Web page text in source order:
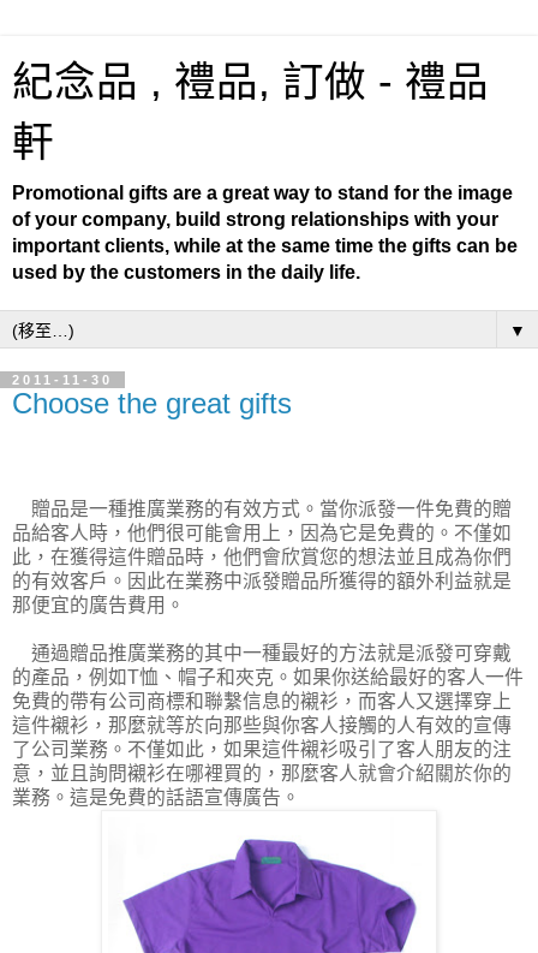
紀念品 , 禮品, 訂做 - 禮品
軒
Promotional gifts are a great way to stand for the image
of your company, build strong relationships with your
important clients, while at the same time the gifts can be
used by the customers in the daily life.
▼
2011-11-30
Choose the great gifts
贈品是一種推廣業務的有效方式。當你派發一件免費的贈
品給客人時，他們很可能會用上，因為它是免費的。不僅如
此，在獲得這件贈品時，他們會欣賞您的想法並且成為你們
的有效客戶。因此在業務中派發贈品所獲得的額外利益就是
那便宜的廣告費用。
通過贈品推廣業務的其中一種最好的方法就是派發可穿戴
的產品，例如T恤、帽子和夾克。如果你送給最好的客人一件
免費的帶有公司商標和聯繫信息的襯衫，而客人又選擇穿上
這件襯衫，那麼就等於向那些與你客人接觸的人有效的宣傳
了公司業務。不僅如此，如果這件襯衫吸引了客人朋友的注
意，並且詢問襯衫在哪裡買的，那麼客人就會介紹關於你的
業務。這是免費的話語宣傳廣告。